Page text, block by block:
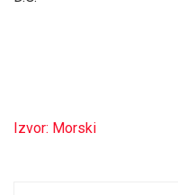
Izvor: Morski